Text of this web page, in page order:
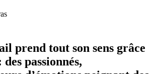
prend tout son sens grâce
passionnés,